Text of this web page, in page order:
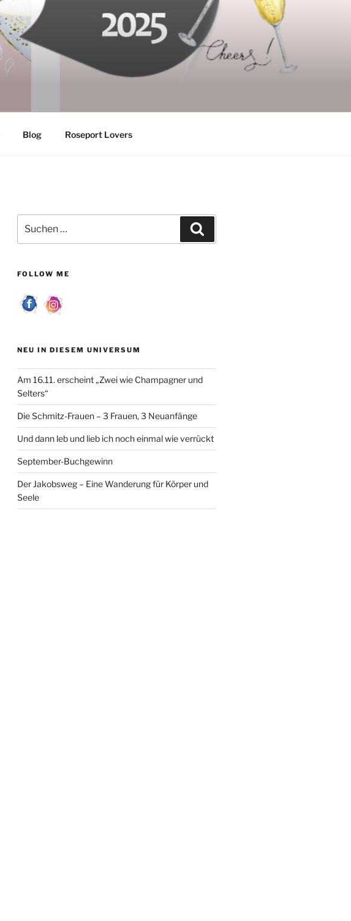
Blog Roseport Lovers
nach:
FOLLOW ME
NEU IN DIESEM UNIVERSUM
Am 16.11. erscheint „Zwei wie Champagner und
Selters“
Die Schmitz-Frauen – 3 Frauen, 3 Neuanfänge
Und dann leb und lieb ich noch einmal wie verrückt
September-Buchgewinn
Der Jakobsweg – Eine Wanderung für Körper und
Seele